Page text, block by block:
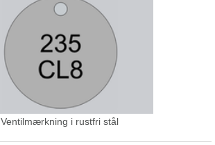
Ventilmærkning i rustfri stål